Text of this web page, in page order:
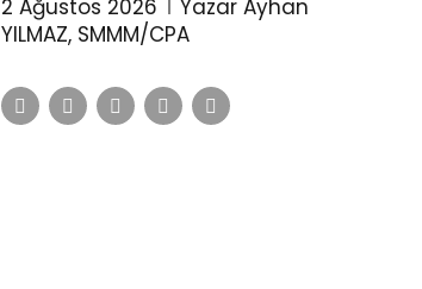
2 Ağustos 2026
Yazar Ayhan
YILMAZ, SMMM/CPA